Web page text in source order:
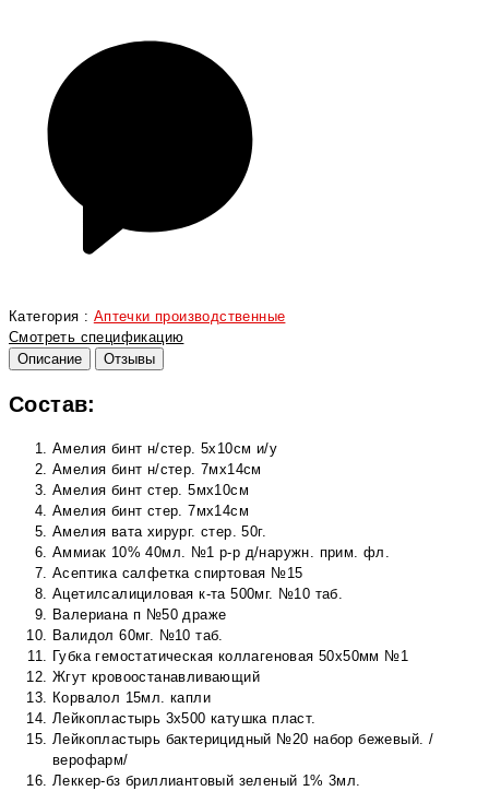
Категория : Аптечки производственные
Смотреть спецификацию
Описание
Отзывы
Состав:
Амелия бинт н/стер. 5х10см и/у
Амелия бинт н/стер. 7мх14см
Амелия бинт стер. 5мх10см
Амелия бинт стер. 7мх14см
Амелия вата хирург. стер. 50г.
Аммиак 10% 40мл. №1 р-р д/наружн. прим. фл.
Асептика салфетка спиртовая №15
Ацетилсалициловая к-та 500мг. №10 таб.
Валериана п №50 драже
Валидол 60мг. №10 таб.
Губка гемостатическая коллагеновая 50х50мм №1
Жгут кровоостанавливающий
Корвалол 15мл. капли
Лейкопластырь 3х500 катушка пласт.
Лейкопластырь бактерицидный №20 набор бежевый. /
верофарм/
Леккер-бз бриллиантовый зеленый 1% 3мл.